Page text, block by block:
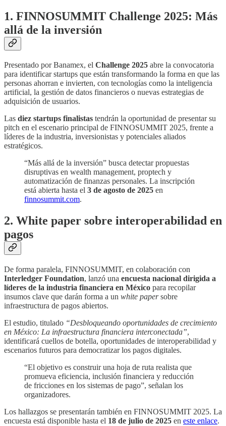
1. FINNOSUMMIT Challenge 2025: Más
allá de la inversión
Presentado por Banamex, el Challenge 2025 abre la convocatoria
para identificar startups que están transformando la forma en que las
personas ahorran e invierten, con tecnologías como la inteligencia
artificial, la gestión de datos financieros o nuevas estrategias de
adquisición de usuarios.
Las diez startups finalistas tendrán la oportunidad de presentar su
pitch en el escenario principal de FINNOSUMMIT 2025, frente a
líderes de la industria, inversionistas y potenciales aliados
estratégicos.
“Más allá de la inversión” busca detectar propuestas
disruptivas en wealth management, proptech y
automatización de finanzas personales. La inscripción
está abierta hasta el 3 de agosto de 2025 en
finnosummit.com.
2. White paper sobre interoperabilidad en
pagos
De forma paralela, FINNOSUMMIT, en colaboración con
Interledger Foundation, lanzó una encuesta nacional dirigida a
líderes de la industria financiera en México para recopilar
insumos clave que darán forma a un white papersobre
infraestructura de pagos abiertos.
El estudio, titulado “Desbloqueando oportunidades de crecimiento
en México: La infraestructura financiera interconectada”,
identificará cuellos de botella, oportunidades de interoperabilidad y
escenarios futuros para democratizar los pagos digitales.
“El objetivo es construir una hoja de ruta realista que
promueva eficiencia, inclusión financiera y reducción
de fricciones en los sistemas de pago”, señalan los
organizadores.
Los hallazgos se presentarán también en FINNOSUMMIT 2025. La
encuesta está disponible hasta el 18 de julio de 2025 en este enlace.